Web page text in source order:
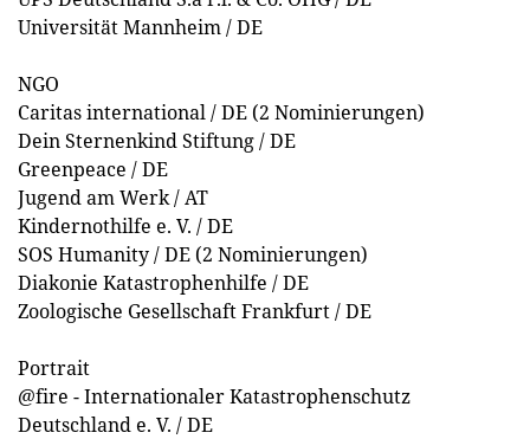
Universität Mannheim / DE
NGO
Caritas international / DE (2 Nominierungen)
Dein Sternenkind Stiftung / DE
Greenpeace / DE
Jugend am Werk / AT
Kindernothilfe e. V. / DE
SOS Humanity / DE (2 Nominierungen)
Diakonie Katastrophenhilfe / DE
Zoologische Gesellschaft Frankfurt / DE
Portrait
@fire - Internationaler Katastrophenschutz
Deutschland e. V. / DE